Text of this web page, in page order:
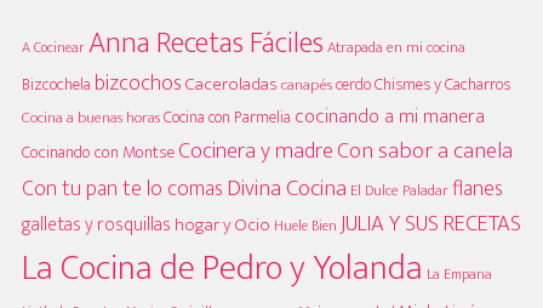
A CocinearAnna Recetas FácilesAtrapada en mi cocina
Bizcochela bizcochosCaceroladascanapéscerdoChismes y Cacharros
Cocina a buenas horasCocina con Parmelia cocinando a mi manera
Cocinando con MontseCocinera y madreCon sabor a canela
Con tu pan te lo comasDivina Cocina El Dulce Paladarflanes
galletas y rosquillas hogar y Ocio Huele Bien JULIA Y SUS RECETAS
La Cocina de Pedro y Yolanda La Empana